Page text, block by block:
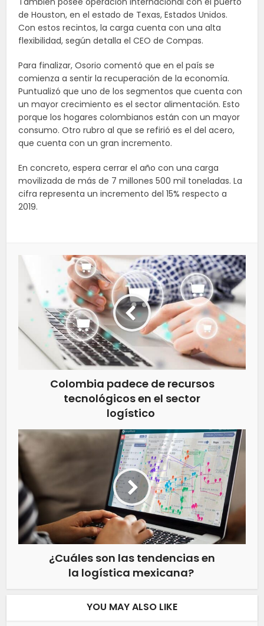
de Houston, en el estado de Texas, Estados Unidos.
Con estos recintos, la carga cuenta con una alta
flexibilidad, según detalla el CEO de Compas.
Para finalizar, Osorio comentó que en el país se
comienza a sentir la recuperación de la economía.
Puntualizó que uno de los segmentos que cuenta con
un mayor crecimiento es el sector alimentación. Esto
porque los hogares colombianos están con un mayor
consumo. Otro rubro al que se refirió es el del acero,
que cuenta con un gran incremento.
En concreto, espera cerrar el año con una carga
movilizada de más de 7 millones 500 mil toneladas. La
cifra representa un incremento del 15% respecto a
2019.
Colombia padece de recursos
tecnológicos en el sector
logístico
¿Cuáles son las tendencias en
la logística mexicana?
YOU MAY ALSO LIKE